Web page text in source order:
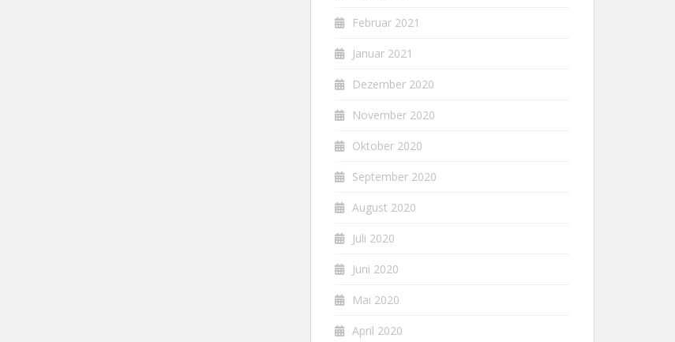
Februar 2021
Januar 2021
Dezember 2020
November 2020
Oktober 2020
September 2020
August 2020
Juli 2020
Juni 2020
Mai 2020
April 2020